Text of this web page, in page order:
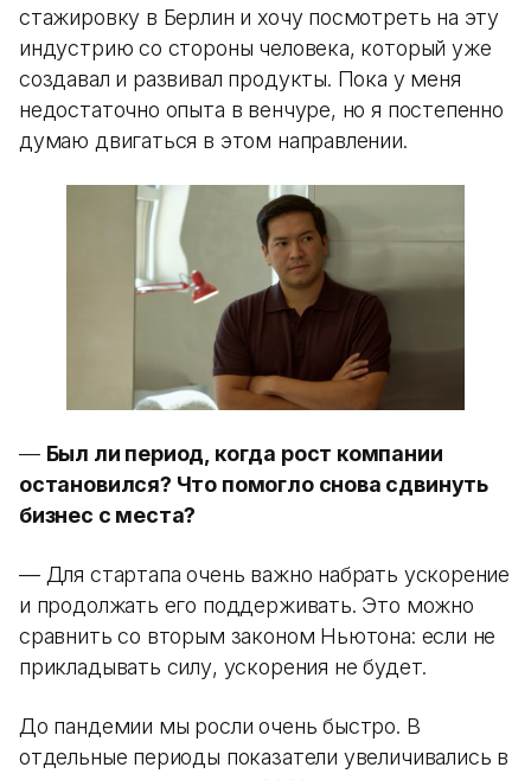
стажировку в Берлин и хочу посмотреть на эту
индустрию со стороны человека, который уже
создавал и развивал продукты. Пока у меня
недостаточно опыта в венчуре, но я постепенно
думаю двигаться в этом направлении.
— Был ли период, когда рост компании
остановился? Что помогло снова сдвинуть
бизнес с места?
— Для стартапа очень важно набрать ускорение
и продолжать его поддерживать. Это можно
сравнить со вторым законом Ньютона: если не
прикладывать силу, ускорения не будет.
До пандемии мы росли очень быстро. В
отдельные периоды показатели увеличивались в